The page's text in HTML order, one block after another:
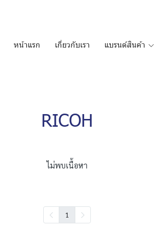
หน้าแรก เกี่ยวกับเรา แบรนด์สินค้า
RICOH
ไม่พบเนื้อหา
1